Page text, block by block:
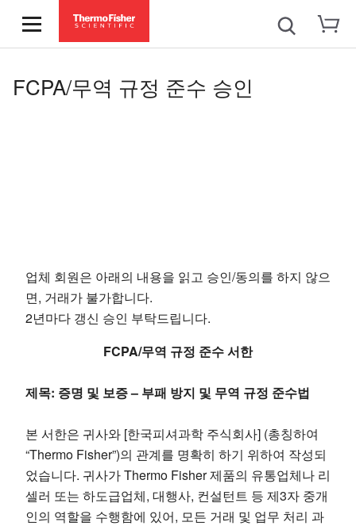
FCPA/무역 규정 준수 승인
업체 회원은 아래의 내용을 읽고 승인/동의를 하지 않으
면, 거래가 불가합니다.
2년마다 갱신 승인 부탁드립니다.
FCPA/무역 규정 준수 서한
제목: 증명 및 보증 – 부패 방지 및 무역 규정 준수법
본 서한은 귀사와 [한국피셔과학 주식회사] (총칭하여
“Thermo Fisher”)의 관계를 명확히 하기 위하여 작성되
었습니다. 귀사가 Thermo Fisher 제품의 유통업체나 리
셀러 또는 하도급업체, 대행사, 컨설턴트 등 제3자 중개
인의 역할을 수행함에 있어, 모든 거래 및 업무 처리 과